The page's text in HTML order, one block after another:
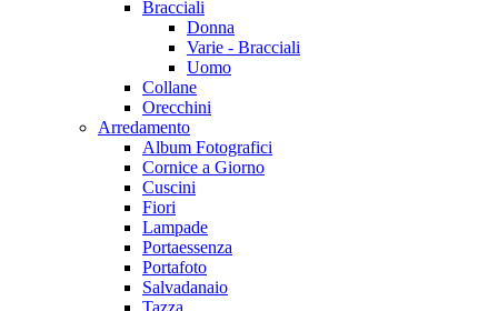
Bracciali
Donna
Varie - Bracciali
Uomo
Collane
Orecchini
Arredamento
Album Fotografici
Cornice a Giorno
Cuscini
Fiori
Lampade
Portaessenza
Portafoto
Salvadanaio
Tazza